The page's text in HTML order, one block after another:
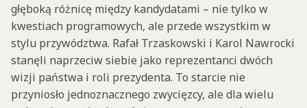
głęboką różnicę między kandydatami – nie tylko w
kwestiach programowych, ale przede wszystkim w
stylu przywództwa. Rafał Trzaskowski i Karol Nawrocki
stanęli naprzeciw siebie jako reprezentanci dwóch
wizji państwa i roli prezydenta. To starcie nie
przyniosło jednoznacznego zwycięzcy, ale dla wielu